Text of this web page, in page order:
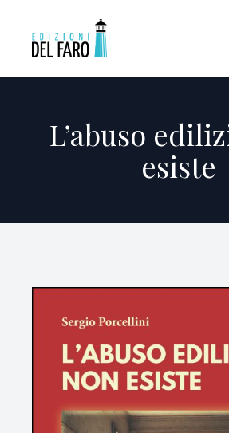
L’abuso
esiste